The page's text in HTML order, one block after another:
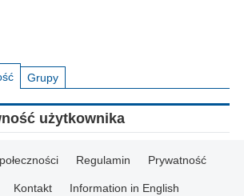
Grupy
użytkownika
Regulamin Prywatność
Kontakt Information in English